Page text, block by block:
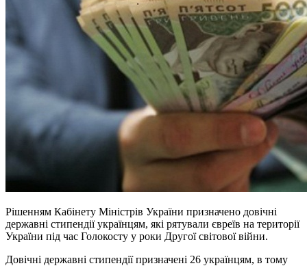
Рішенням Кабінету Міністрів України призначено довічні
державні стипендії українцям, які рятували євреїв на території
України під час Голокосту у роки Другої світової війни.
Довічні державні стипендії призначені 26 українцям, в тому